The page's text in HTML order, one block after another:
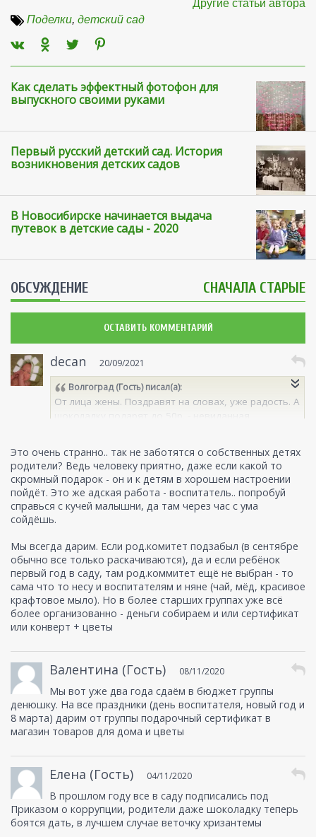
Другие статьи автора
Поделки, детский сад
Как сделать эффектный фотофон для
выпускного своими руками
Первый русский детский сад. История
возникновения детских садов
В Новосибирске начинается выдача
путевок в детские сады - 2020
ОБСУЖДЕНИЕ СНАЧАЛА СТАРЫЕ
ОСТАВИТЬ КОММЕНТАРИЙ
decan
20/09/2021
Волгоград (Гость)писал(а):
От лица жены. Поздравят на словах, уже радость. А
Это очень странно.. так не заботятся о собственных детях
родители? Ведь человеку приятно, даже если какой то
скромный подарок - он и к детям в хорошем настроении
пойдёт. Это же адская работа - воспитатель.. попробуй
справься с кучей малышни, да там через час с ума
сойдёшь.
Мы всегда дарим. Если род.комитет подзабыл (в сентябре
обычно все только раскачиваются), да и если ребёнок
первый год в саду, там род.коммитет ещё не выбран - то
сама что то несу и воспитателям и няне (чай, мёд, красивое
крафтовое мыло). Но в более старших группах уже всё
более организованно - деньги собираем и или сертификат
или конверт + цветы
Валентина (Гость) 08/11/2020
Мы вот уже два года сдаём в бюджет группы
денюшку. На все праздники (день воспитателя, новый год и
8 марта) дарим от группы подарочный сертификат в
магазин товаров для дома и цветы
Елена (Гость) 04/11/2020
В прошлом году все в саду подписались под
Приказом о коррупции, родители даже шоколадку теперь
боятся дать, в лучшем случае веточку хризантемы